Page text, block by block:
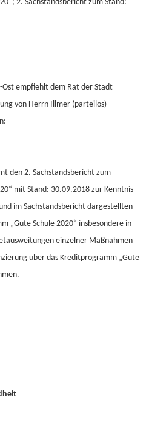
2. Sachstandsbericht zum Stand:
empfiehlt dem Rat der Stadt
von Herrn Illmer (parteilos)
den 2. Sachstandsbericht zum
mit Stand: 30.09.2018 zur Kenntnis
im Sachstandsbericht dargestellten
„Gute Schule 2020“ insbesondere in
einzelner Maßnahmen
über das Kreditprogramm „Gute